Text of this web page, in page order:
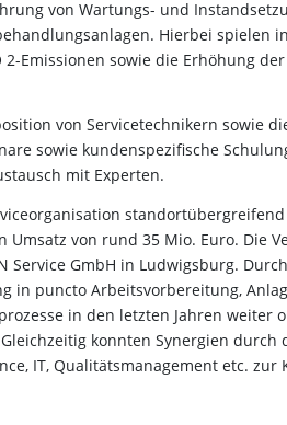
von Wartungs- und
Hierbei spielen
2-Emissionen sowie die Erhöhung
von Servicetechnikern sowie
sowie kundenspezifische
mit Experten.
von rund 35 Mio. Euro. Die
Service GmbH in Ludwigsburg.
in puncto Arbeitsvorbereitung,
in den letzten Jahren weiter
konnten Synergien durch
IT, Qualitätsmanagement etc.